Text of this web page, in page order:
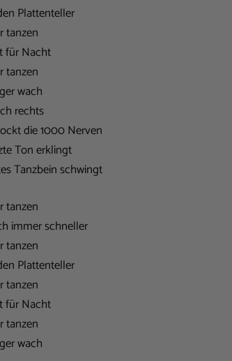
Plattenteller
tanzen
für Nacht
tanzen
wach
rechts
die 1000 Nerven
Ton erklingt
Tanzbein schwingt
tanzen
immer schneller
tanzen
Plattenteller
tanzen
für Nacht
tanzen
wach